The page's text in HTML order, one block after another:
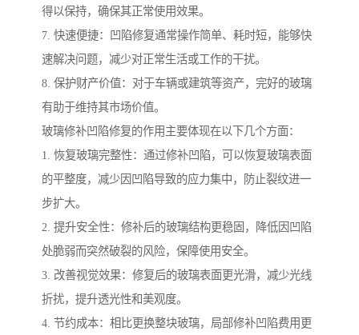
得以保持，确保其正常使用效果。
7. 快速便捷：凹陷修复通常操作简单、耗时短，能够快
速解决问题，减少对正常生活或工作的干扰。
8. 保护财产价值：对于车辆或建筑等资产，完好的玻璃
有助于维持其市场价值。
玻璃修补凹陷修复的作用主要体现在以下几个方面：
1. 恢复玻璃完整性：通过修补凹陷，可以恢复玻璃表面
的平整度，减少因凹陷导致的应力集中，防止裂纹进一
步扩大。
2. 提升安全性：修补后的玻璃结构更稳固，降低因凹陷
处脆弱而突然破裂的风险，保障使用安全。
3. 改善视觉效果：修复后的玻璃表面更光滑，减少光线
折扰，提升透光性和美观度。
4. 节约成本：相比更换整块玻璃，局部修补凹陷费用更